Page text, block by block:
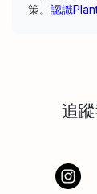
策。 認識
追